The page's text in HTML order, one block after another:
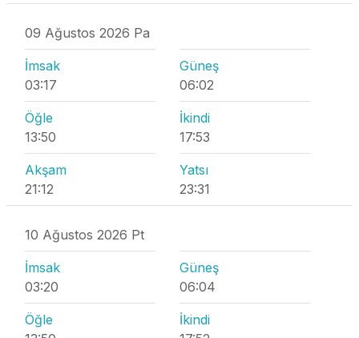
09 Ağustos 2026 Pa
İmsak
03:17
Güneş
06:02
Öğle
13:50
İkindi
17:53
Akşam
21:12
Yatsı
23:31
10 Ağustos 2026 Pt
İmsak
03:20
Güneş
06:04
Öğle
İkindi